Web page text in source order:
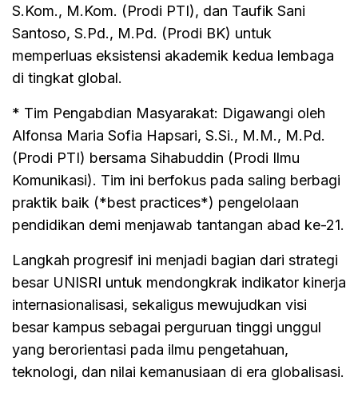
S.Kom., M.Kom. (Prodi PTI), dan Taufik Sani
Santoso, S.Pd., M.Pd. (Prodi BK) untuk
memperluas eksistensi akademik kedua lembaga
di tingkat global.
* Tim Pengabdian Masyarakat: Digawangi oleh
Alfonsa Maria Sofia Hapsari, S.Si., M.M., M.Pd.
(Prodi PTI) bersama Sihabuddin (Prodi Ilmu
Komunikasi). Tim ini berfokus pada saling berbagi
praktik baik (*best practices*) pengelolaan
pendidikan demi menjawab tantangan abad ke-21.
Langkah progresif ini menjadi bagian dari strategi
besar UNISRI untuk mendongkrak indikator kinerja
internasionalisasi, sekaligus mewujudkan visi
besar kampus sebagai perguruan tinggi unggul
yang berorientasi pada ilmu pengetahuan,
teknologi, dan nilai kemanusiaan di era globalisasi.